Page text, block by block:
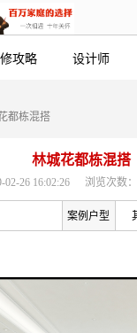
攻略 设计师
都栋混搭
林城花都栋混搭
02-26 16:02:26 浏览次数
案例户型